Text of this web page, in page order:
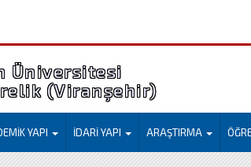
Harran Üniversitesi
(Viranşehir)
YAPI İDARİ YAPI ARAŞTIRMA